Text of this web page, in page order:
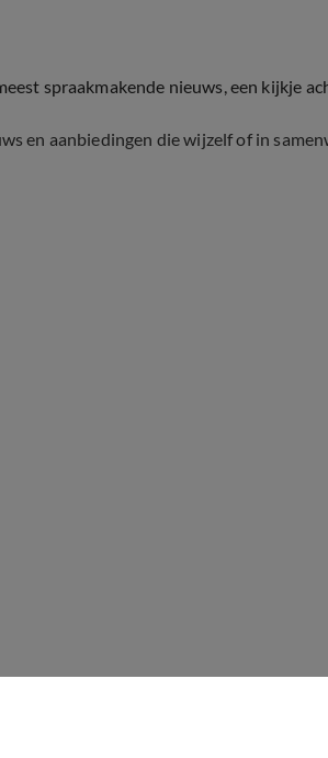
spraakmakende nieuws, een kijkje
en aanbiedingen die wijzelf of in